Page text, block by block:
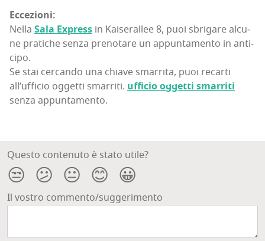
Ecce­zio­ni:
Nel­la Sala Express in Kai­se­ral­lee 8, puoi sbri­ga­re alcu­
ne pra­ti­che sen­za pre­no­ta­re un appun­ta­men­to in anti­
ci­po.
Se stai cer­can­do una chia­ve smar­ri­ta, puoi recar­ti
all’uf­fi­cio ogget­ti smar­ri­ti. uffi­cio ogget­ti smar­ri­ti
sen­za appuntamento.
Questo contenuto è stato utile?
😒 😕 😐 😊 😀
Il vostro commento/suggerimento